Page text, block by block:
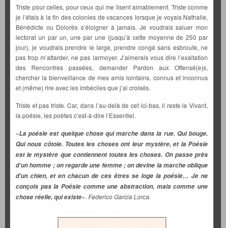
Triste pour celles, pour ceux qui me lisent aimablement. Triste comme
je l’étais à la fin des colonies de vacances lorsque je voyais Nathalie,
Bénédicte ou Dolorès s’éloigner à jamais. Je voudrais saluer mon
lectorat un par un, une par une (jusqu’à cette moyenne de 250 par
jour), je voudrais prendre le large, prendre congé sans esbroufe, ne
pas trop m’attarder, ne pas larmoyer. J’aimerais vous dire l’exaltation
des Rencontres passées, demander Pardon aux Offensé(e)s,
chercher la bienveillance de mes amis lointains, connus et inconnus
et (même) rire avec les imbéciles que j’ai croisés.
Triste et pas triste. Car, dans l’au-delà de cet ici-bas, il reste le Vivant,
la poésie, les poètes c’est-à-dire l’Essentiel.
«La poésie est quelque chose qui marche dans la rue. Qui bouge.
Qui nous côtoie. Toutes les choses ont leur mystère, et la Poésie
est le mystère que contiennent toutes les choses. On passe près
d’un homme ; on regarde une femme ; on devine la marche oblique
d’un chien, et en chacun de ces êtres se loge la poésie… Je ne
conçois pas la Poésie comme une abstraction, mais comme une
chose réelle, qui existe». Federico Garcia Lorca.